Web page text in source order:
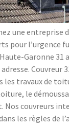
une entreprise
pour l’urgence
Garonne 31
Couvreur
les travaux de
le
Nos couvreurs
les règles de